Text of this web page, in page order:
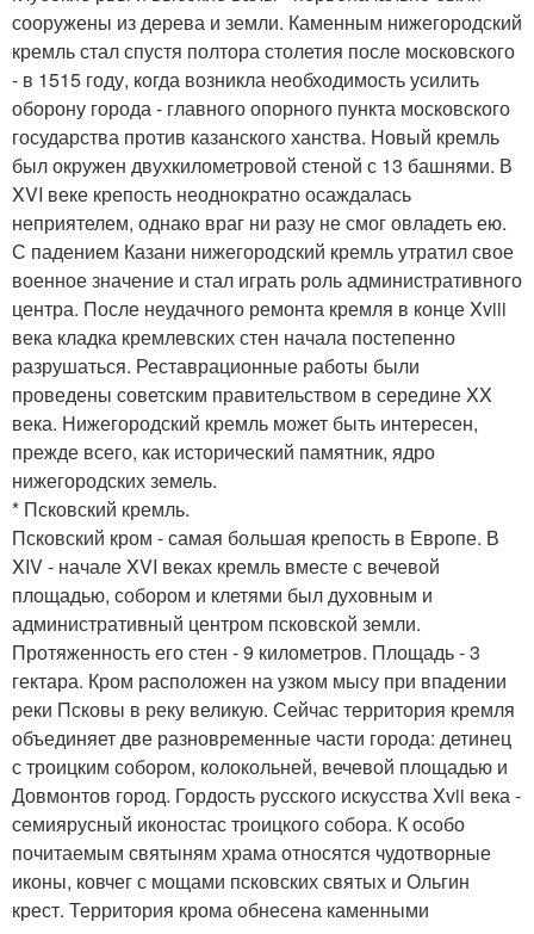
сооружены из дерева и земли. Каменным нижегородский
кремль стал спустя полтора столетия после московского
- в 1515 году, когда возникла необходимость усилить
оборону города - главного опорного пункта московского
государства против казанского ханства. Новый кремль
был окружен двухкилометровой стеной с 13 башнями. В
XVI веке крепость неоднократно осаждалась
неприятелем, однако враг ни разу не смог овладеть ею.
С падением Казани нижегородский кремль утратил свое
военное значение и стал играть роль административного
центра. После неудачного ремонта кремля в конце Xviii
века кладка кремлевских стен начала постепенно
разрушаться. Реставрационные работы были
проведены советским правительством в середине XX
века. Нижегородский кремль может быть интересен,
прежде всего, как исторический памятник, ядро
нижегородских земель.
* Псковский кремль.
Псковский кром - самая большая крепость в Европе. В
XIV - начале XVI веках кремль вместе с вечевой
площадью, собором и клетями был духовным и
административный центром псковской земли.
Протяженность его стен - 9 километров. Площадь - 3
гектара. Кром расположен на узком мысу при впадении
реки Псковы в реку великую. Сейчас территория кремля
объединяет две разновременные части города: детинец
с троицким собором, колокольней, вечевой площадью и
Довмонтов город. Гордость русского искусства Xvii века -
семиярусный иконостас троицкого собора. К особо
почитаемым святыням храма относятся чудотворные
иконы, ковчег с мощами псковских святых и Ольгин
крест. Территория крома обнесена каменными